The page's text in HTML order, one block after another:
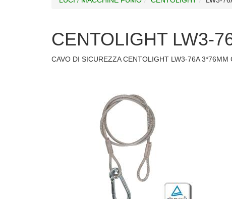
CENTOLIGHT LW3-
CAVO DI SICUREZZA CENTOLIGHT LW3-76A 3*76MM